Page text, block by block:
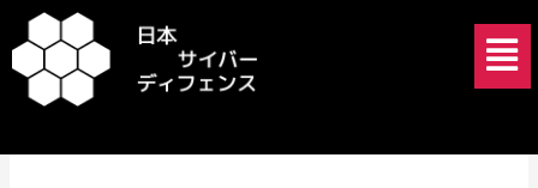
容
を
ッ
メ
ニ
ュ
2025年1月31日